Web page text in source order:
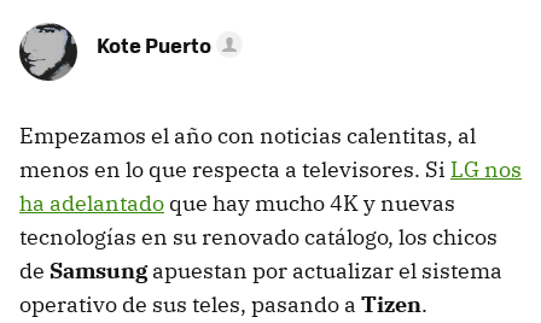
Kote Puerto
Empezamos el año con noticias calentitas, al
menos en lo que respecta a televisores. Si LG nos
ha adelantado que hay mucho 4K y nuevas
tecnologías en su renovado catálogo, los chicos
de Samsungapuestan por actualizar el sistema
operativo de sus teles, pasando a Tizen.